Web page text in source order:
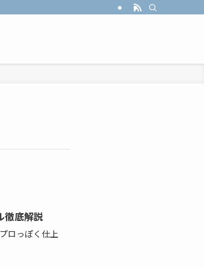
徹底解説
ロっぽく仕上